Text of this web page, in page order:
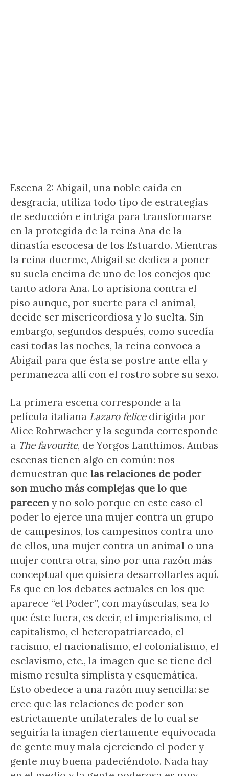
Escena 2: Abigail, una noble caída en
desgracia, utiliza todo tipo de estrategias
de seducción e intriga para transformarse
en la protegida de la reina Ana de la
dinastía escocesa de los Estuardo. Mientras
la reina duerme, Abigail se dedica a poner
su suela encima de uno de los conejos que
tanto adora Ana. Lo aprisiona contra el
piso aunque, por suerte para el animal,
decide ser misericordiosa y lo suelta. Sin
embargo, segundos después, como sucedía
casi todas las noches, la reina convoca a
Abigail para que ésta se postre ante ella y
permanezca allí con el rostro sobre su sexo.
La primera escena corresponde a la
película italiana Lazaro felicedirigida por
Alice Rohrwacher y la segunda corresponde
a The favourite, de Yorgos Lanthimos. Ambas
escenas tienen algo en común: nos
demuestran que las relaciones de poder
son mucho más complejas que lo que
parecen y no solo porque en este caso el
poder lo ejerce una mujer contra un grupo
de campesinos, los campesinos contra uno
de ellos, una mujer contra un animal o una
mujer contra otra, sino por una razón más
conceptual que quisiera desarrollarles aquí.
Es que en los debates actuales en los que
aparece “el Poder”, con mayúsculas, sea lo
que éste fuera, es decir, el imperialismo, el
capitalismo, el heteropatriarcado, el
racismo, el nacionalismo, el colonialismo, el
esclavismo, etc., la imagen que se tiene del
mismo resulta simplista y esquemática.
Esto obedece a una razón muy sencilla: se
cree que las relaciones de poder son
estrictamente unilaterales de lo cual se
seguiría la imagen ciertamente equivocada
de gente muy mala ejerciendo el poder y
gente muy buena padeciéndolo. Nada hay